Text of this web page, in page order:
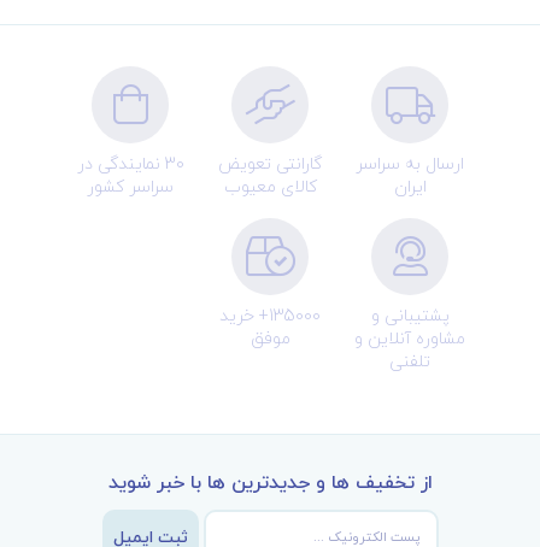
ارسال به سراسر
ایران
گارانتی تعویض
کالای معیوب
30 نمایندگی در
سراسر کشور
پشتیبانی و
مشاوره آنلاین و
تلفنی
135000+ خرید
موفق
از تخفیف ها و جدیدترین ها با خبر شوید
ثبت ایمیل